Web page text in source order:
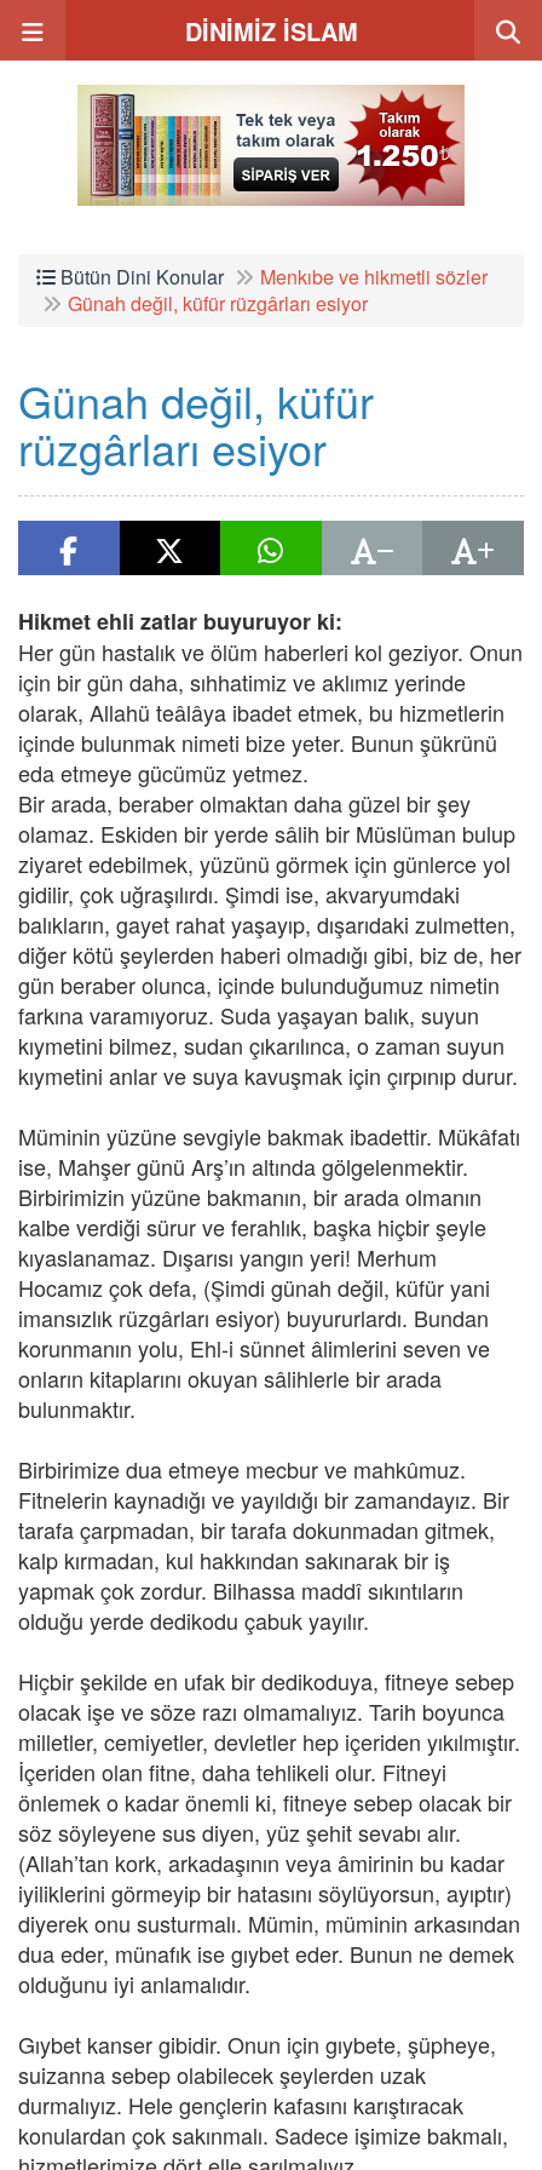
DİNİMİZ İSLAM
Bütün Dini Konular
Menkıbe ve hikmetli sözler
Günah değil, küfür rüzgârları esiyor
Günah değil, küfür
rüzgârları esiyor
Hikmet ehli zatlar buyuruyor ki:
Her gün hastalık ve ölüm haberleri kol geziyor. Onun
için bir gün daha, sıhhatimiz ve aklımız yerinde
olarak, Allahü teâlâya ibadet etmek, bu hizmetlerin
içinde bulunmak nimeti bize yeter. Bunun şükrünü
eda etmeye gücümüz yetmez.
Bir arada, beraber olmaktan daha güzel bir şey
olamaz. Eskiden bir yerde sâlih bir Müslüman bulup
ziyaret edebilmek, yüzünü görmek için günlerce yol
gidilir, çok uğraşılırdı. Şimdi ise, akvaryumdaki
balıkların, gayet rahat yaşayıp, dışarıdaki zulmetten,
diğer kötü şeylerden haberi olmadığı gibi, biz de, her
gün beraber olunca, içinde bulunduğumuz nimetin
farkına varamıyoruz. Suda yaşayan balık, suyun
kıymetini bilmez, sudan çıkarılınca, o zaman suyun
kıymetini anlar ve suya kavuşmak için çırpınıp durur.
Müminin yüzüne sevgiyle bakmak ibadettir. Mükâfatı
ise, Mahşer günü Arş’ın altında gölgelenmektir.
Birbirimizin yüzüne bakmanın, bir arada olmanın
kalbe verdiği sürur ve ferahlık, başka hiçbir şeyle
kıyaslanamaz. Dışarısı yangın yeri! Merhum
Hocamız çok defa, (Şimdi günah değil, küfür yani
imansızlık rüzgârları esiyor) buyururlardı. Bundan
korunmanın yolu, Ehl-i sünnet âlimlerini seven ve
onların kitaplarını okuyan sâlihlerle bir arada
bulunmaktır.
Birbirimize dua etmeye mecbur ve mahkûmuz.
Fitnelerin kaynadığı ve yayıldığı bir zamandayız. Bir
tarafa çarpmadan, bir tarafa dokunmadan gitmek,
kalp kırmadan, kul hakkından sakınarak bir iş
yapmak çok zordur. Bilhassa maddî sıkıntıların
olduğu yerde dedikodu çabuk yayılır.
Hiçbir şekilde en ufak bir dedikoduya, fitneye sebep
olacak işe ve söze razı olmamalıyız. Tarih boyunca
milletler, cemiyetler, devletler hep içeriden yıkılmıştır.
İçeriden olan fitne, daha tehlikeli olur. Fitneyi
önlemek o kadar önemli ki, fitneye sebep olacak bir
söz söyleyene sus diyen, yüz şehit sevabı alır.
(Allah’tan kork, arkadaşının veya âmirinin bu kadar
iyiliklerini görmeyip bir hatasını söylüyorsun, ayıptır)
diyerek onu susturmalı. Mümin, müminin arkasından
dua eder, münafık ise gıybet eder. Bunun ne demek
olduğunu iyi anlamalıdır.
Gıybet kanser gibidir. Onun için gıybete, şüpheye,
suizanna sebep olabilecek şeylerden uzak
durmalıyız. Hele gençlerin kafasını karıştıracak
konulardan çok sakınmalı. Sadece işimize bakmalı,